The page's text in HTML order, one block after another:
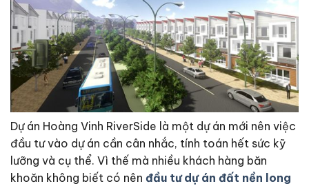
Dự án Hoàng Vinh RiverSide là một dự án mới nên việc
đầu tư vào dự án cần cân nhắc, tính toán hết sức kỹ
lưỡng và cụ thể. Vì thế mà nhiều khách hàng băn
khoăn không biết có nên đầu tư dự án đất nền long